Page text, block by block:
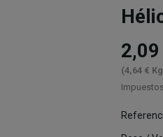
(4,64 €